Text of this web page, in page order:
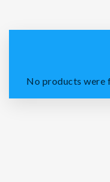
No products were